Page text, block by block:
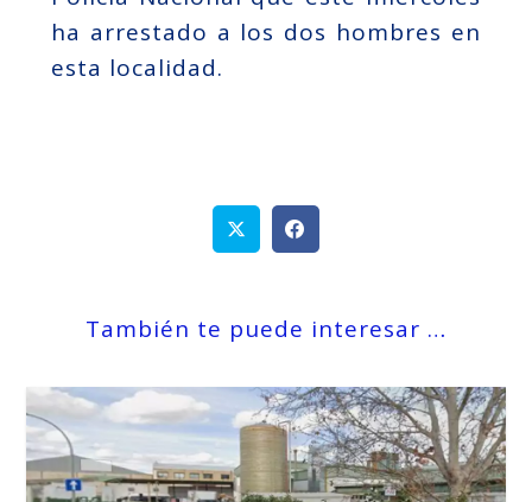
ha arrestado a los dos hombres en
esta localidad.
También te puede interesar …